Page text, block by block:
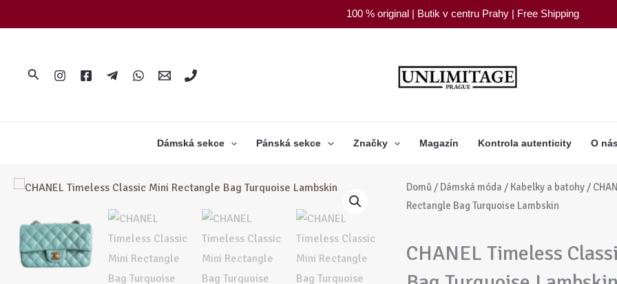
100 % original | Butik v centru Prahy | Free Shipping
na
Hledat
Dámská sekce Pánská sekce Značky Magazín Kontrola autenticity O nás
Domů / Dámská móda / Kabelky a batohy /
Rectangle Bag Turquoise Lambskin
CHANEL Timeless